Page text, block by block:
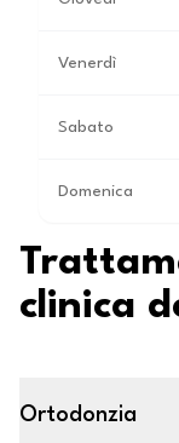
Venerdì
Sabato
Domenica
clinica
Ortodonzia